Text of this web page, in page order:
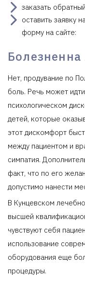
заказать
оставить заявку
форму на сайте:
Нет, продувание по
боль. Речь может
психологическом
детей, которые
этот дискомфорт
между пациентом и
симпатия.
факт, что по его
допустимо нанести
В Кунцевском
высшей
чувствуют себя
использование
оборудования еще
процедуры.